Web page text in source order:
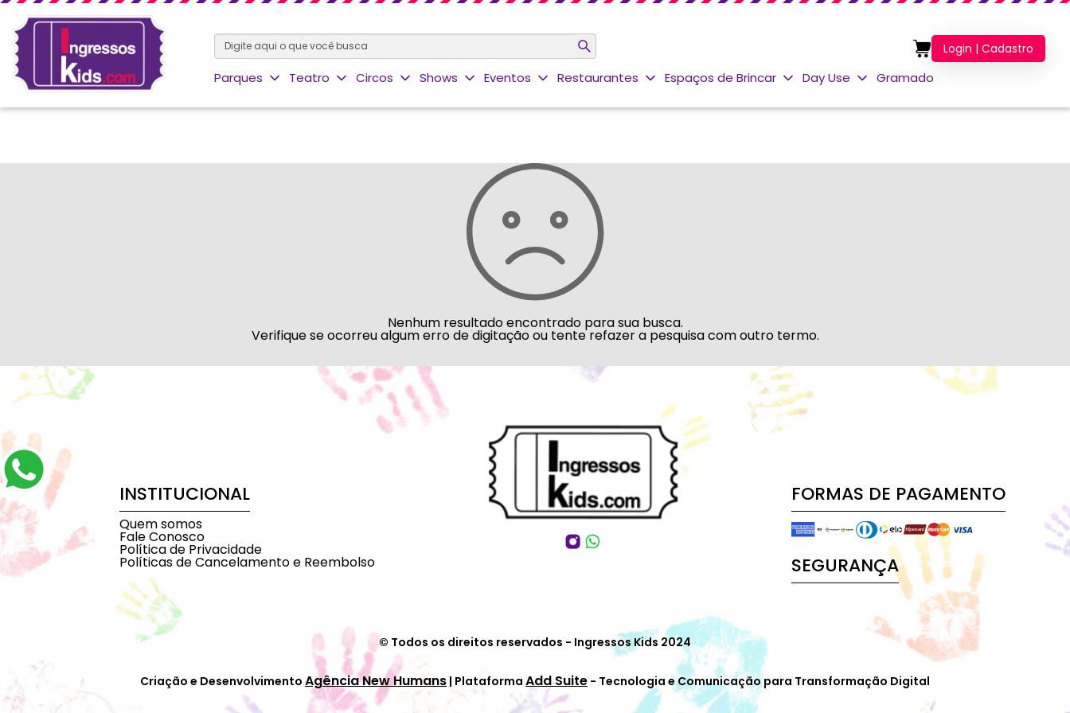
Parques Teatro Circos Shows Eventos Restaurantes Espaços de Brincar Day Use Gramado
Login | Cadastro
Nenhum resultado encontrado para sua busca.
Verifique se ocorreu algum erro de digitação ou tente refazer a pesquisa com outro termo.
INSTITUCIONAL
Quem somos
Fale Conosco
Política de Privacidade
Políticas de Cancelamento e Reembolso
FORMAS DE PAGAMENTO
SEGURANÇA
© Todos os direitos reservados - Ingressos Kids 2024
Criação e Desenvolvimento Agência New Humans | Plataforma Add Suite - Tecnologia e Comunicação para Transformação Digital